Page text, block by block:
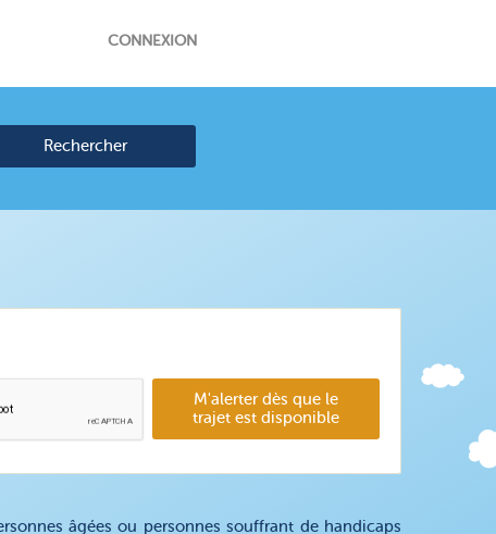
CONNEXION
Rechercher
M'alerter dès que le
trajet est disponible
âgées ou personnes souffrant de handicaps